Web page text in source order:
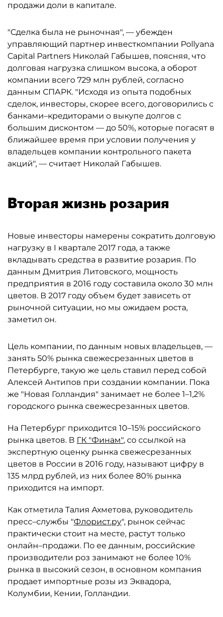
продажи доли в капитале.
"Сделка была не рыночная", — убежден
управляющий партнер инвесткомпании Pollyana
Capital Partners Николай Габышев, поясняя, что
долговая нагрузка слишком высока, а оборот
компании всего 729 млн рублей, согласно
данным СПАРК. "Исходя из опыта подобных
сделок, инвесторы, скорее всего, договорились с
банками–кредиторами о выкупе долгов с
большим дисконтом — до 50%, которые погасят в
ближайшее время при условии получения у
владельцев компании контрольного пакета
акций", — считает Николай Габышев.
Вторая жизнь розария
Новые инвесторы намерены сократить долговую
нагрузку в I квартале 2017 года, а также
вкладывать средства в развитие розария. По
данным Дмитрия Литовского, мощность
предприятия в 2016 году составила около 30 млн
цветов. В 2017 году объем будет зависеть от
рыночной ситуации, но мы ожидаем роста,
заметил он.
Цель компании, по данным новых владельцев, —
занять 50% рынка свежесрезанных цветов в
Петербурге, такую же цель ставил перед собой
Алексей Антипов при создании компании. Пока
же "Новая Голландия" занимает не более 1–1,2%
городского рынка свежесрезанных цветов.
На Петербург приходится 10–15% российского
рынка цветов. В ГК "Финам", со ссылкой на
экспертную оценку рынка свежесрезанных
цветов в России в 2016 году, называют цифру в
135 млрд рублей, из них более 80% рынка
приходится на импорт.
Как отметила Талия Ахметова, руководитель
пресс–службы "Флорист.ру", рынок сейчас
практически стоит на месте, растут только
онлайн–продажи. По ее данным, российские
производители роз занимают не более 10%
рынка в высокий сезон, в основном компания
продает импортные розы из Эквадора,
Колумбии, Кении, Голландии.